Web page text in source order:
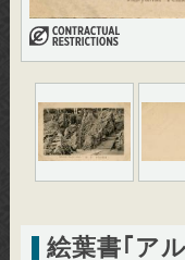
絵葉書｢ア